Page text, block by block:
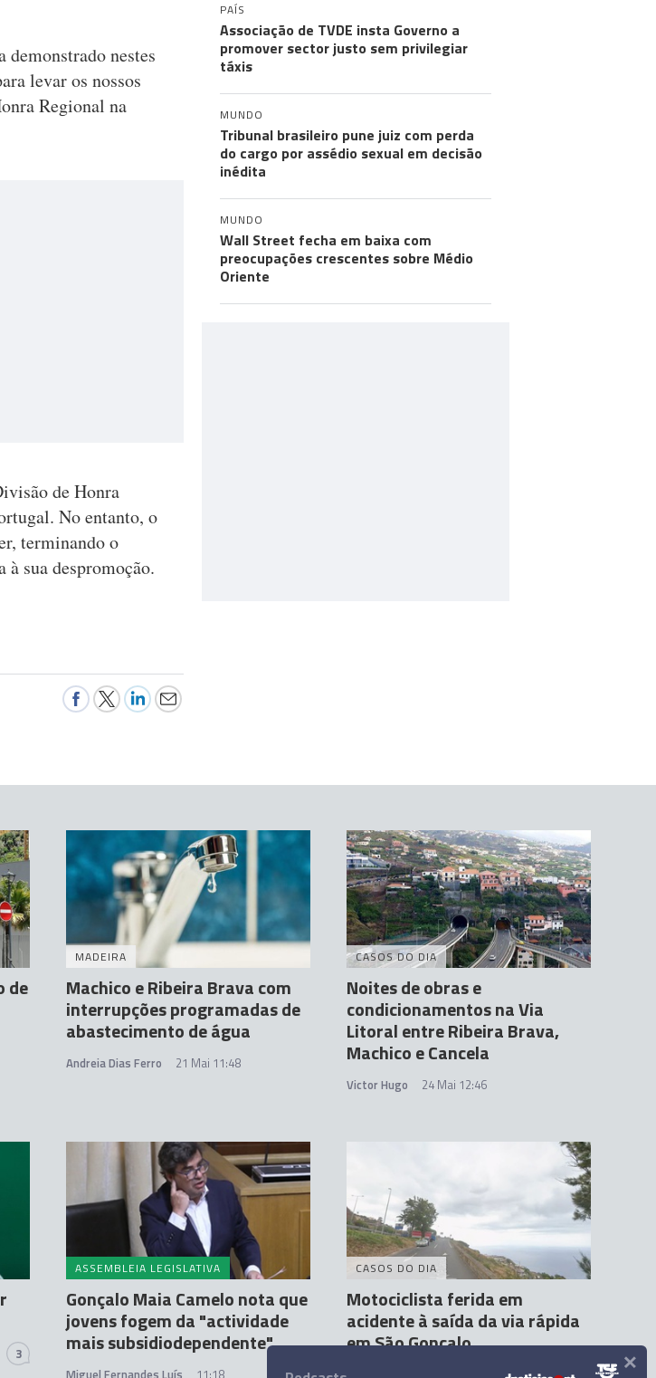
nestes
levar os nossos
Regional na
de Honra
No entanto, o
terminando o
à sua despromoção.
PAÍS
Associação de TVDE insta Governo a
promover sector justo sem privilegiar
táxis
MUNDO
Tribunal brasileiro pune juiz com perda
do cargo por assédio sexual em decisão
inédita
MUNDO
Wall Street fecha em baixa com
preocupações crescentes sobre Médio
Oriente
de
MADEIRA
Machico e Ribeira Brava com
interrupções programadas de
abastecimento de água
Andreia Dias Ferro 21 Mai 11:48
CASOS DO DIA
Noites de obras e
condicionamentos na Via
Litoral entre Ribeira Brava,
Machico e Cancela
Victor Hugo 24 Mai 12:46
3
ASSEMBLEIA LEGISLATIVA
Gonçalo Maia Camelo nota que
jovens fogem da "actividade
mais subsidiodependente"
Miguel Fernandes Luís 11:18
CASOS DO DIA
Motociclista ferida em
acidente à saída da via rápida
em São Gonçalo ×